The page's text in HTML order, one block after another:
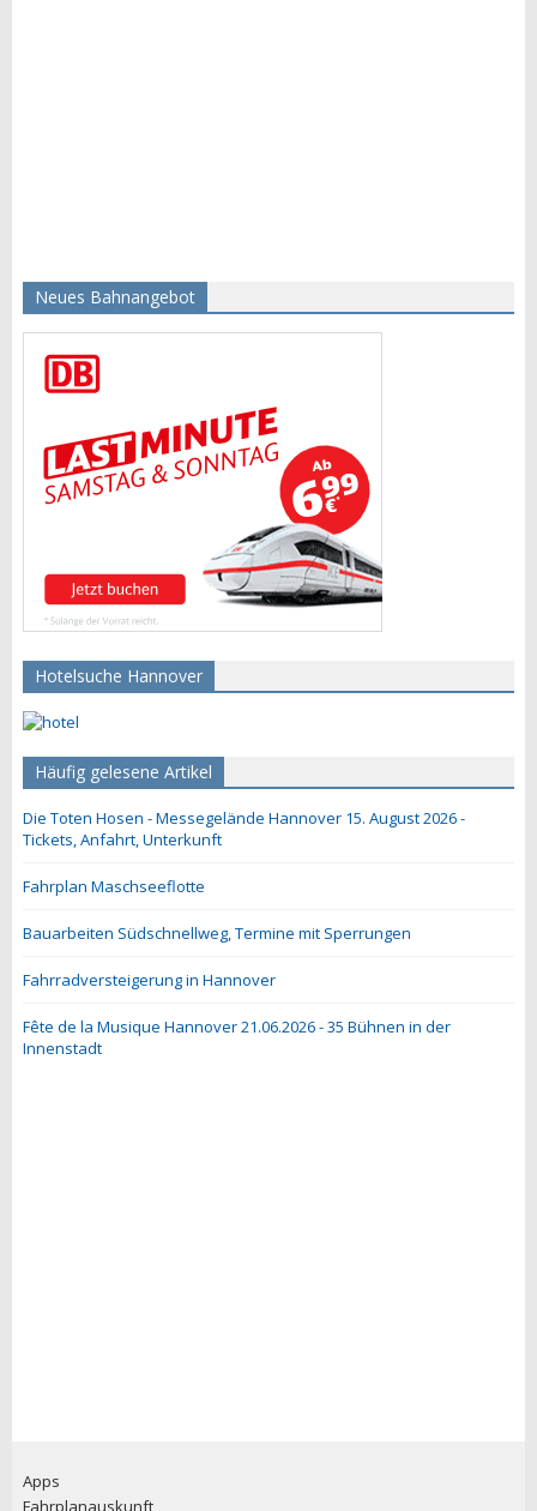
Neues Bahnangebot
Hotelsuche Hannover
Häufig gelesene Artikel
Die Toten Hosen - Messegelände Hannover 15. August 2026 -
Tickets, Anfahrt, Unterkunft
Fahrplan Maschseeflotte
Bauarbeiten Südschnellweg, Termine mit Sperrungen
Fahrradversteigerung in Hannover
Fête de la Musique Hannover 21.06.2026 - 35 Bühnen in der
Innenstadt
Apps
Fahrplanauskunft